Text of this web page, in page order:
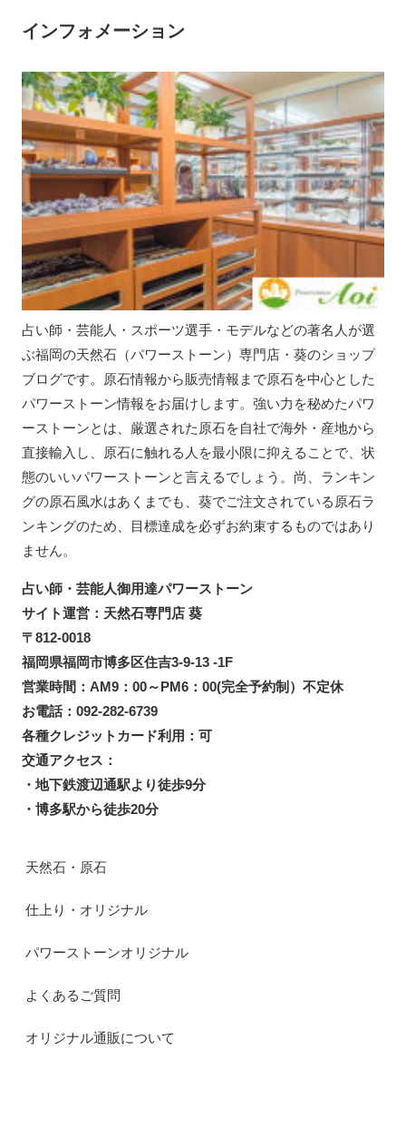
インフォメーション
占い師・芸能人・スポーツ選手・モデルなどの著名人が選
ぶ福岡の天然石（パワーストーン）専門店・葵のショップ
ブログです。原石情報から販売情報まで原石を中心とした
パワーストーン情報をお届けします。強い力を秘めたパワ
ーストーンとは、厳選された原石を自社で海外・産地から
直接輸入し、原石に触れる人を最小限に抑えることで、状
態のいいパワーストーンと言えるでしょう。尚、ランキン
グの原石風水はあくまでも、葵でご注文されている原石ラ
ンキングのため、目標達成を必ずお約束するものではあり
ません。
占い師・芸能人御用達パワーストーン
サイト運営：天然石専門店 葵
〒812-0018
福岡県福岡市博多区住吉3-9-13 -1F
営業時間：AM9：00～PM6：00(完全予約制）不定休
お電話：092-282-6739
各種クレジットカード利用：可
交通アクセス：
・地下鉄渡辺通駅より徒歩9分
・博多駅から徒歩20分
天然石・原石
仕上り・オリジナル
パワーストーンオリジナル
よくあるご質問
オリジナル通販について